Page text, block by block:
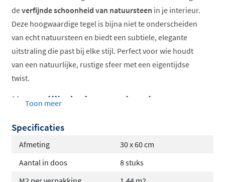
deverfijnde schoonheid van natuursteen in je interieur.
Deze hoogwaardige tegel is bijna niet te onderscheiden
van echt natuursteen en biedt een subtiele, elegante
uitstraling die past bij elke stijl. Perfect voor wie houdt
van een natuurlijke, rustige sfeer met een eigentijdse
twist.
Natuurlijk design met karakter
Deze tegel straalt een ingetogen luxe uit door de
licht weerkaatsen, vergelijkbaar met natuursteen. De
extra matte afwerking versterkt de authentieke
uitstraling en zorgt voor een sfeervolle ambiance in elke
Toon meer
Specificaties
Afmeting
30 x 60 cm
Aantal in doos
8 stuks